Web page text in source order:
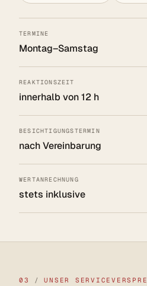
TERMINE
Montag–Samstag
REAKTIONSZEIT
innerhalb von 12 h
BESICHTIGUNGSTERMIN
nach Vereinbarung
WERTANRECHNUNG
stets inklusive
03 / UNSER